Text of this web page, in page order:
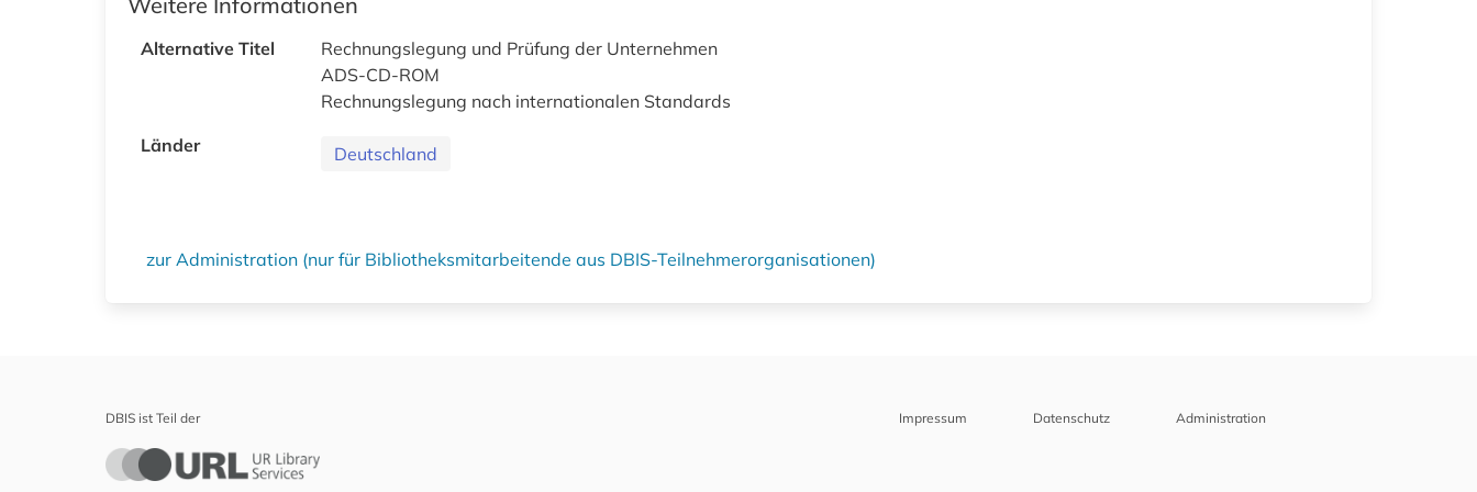
Alternative Titel
Rechnungslegung und Prüfung der Unternehmen
ADS-CD-ROM
Rechnungslegung nach internationalen Standards
Länder
Deutschland
zur Administration (nur für Bibliotheksmitarbeitende aus DBIS-Teilnehmerorganisationen)
DBIS ist Teil der Impressum Datenschutz Administration